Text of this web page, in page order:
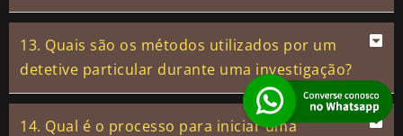
13. Quais são os métodos utilizados por um
detetive particular durante uma investigação?
14. Qual é o processo para iniciar uma